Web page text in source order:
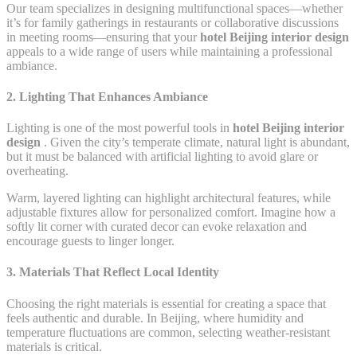
Our team specializes in designing multifunctional spaces—whether
it’s for family gatherings in restaurants or collaborative discussions
in meeting rooms—ensuring that your hotel Beijing interior design
appeals to a wide range of users while maintaining a professional
ambiance.
2. Lighting That Enhances Ambiance
Lighting is one of the most powerful tools in hotel Beijing interior
design . Given the city’s temperate climate, natural light is abundant,
but it must be balanced with artificial lighting to avoid glare or
overheating.
Warm, layered lighting can highlight architectural features, while
adjustable fixtures allow for personalized comfort. Imagine how a
softly lit corner with curated decor can evoke relaxation and
encourage guests to linger longer.
3. Materials That Reflect Local Identity
Choosing the right materials is essential for creating a space that
feels authentic and durable. In Beijing, where humidity and
temperature fluctuations are common, selecting weather-resistant
materials is critical.